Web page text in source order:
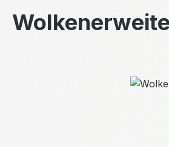
Bildergalerie überspringen